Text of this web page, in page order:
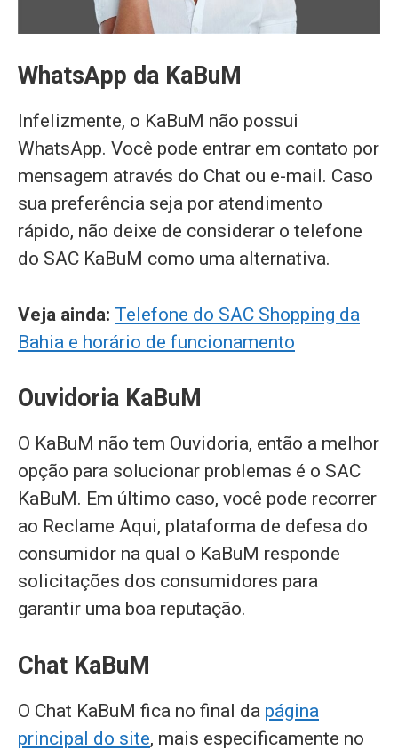
WhatsApp da KaBuM
Infelizmente, o KaBuM não possui
WhatsApp. Você pode entrar em contato por
mensagem através do Chat ou e-mail. Caso
sua preferência seja por atendimento
rápido, não deixe de considerar o telefone
do SAC KaBuM como uma alternativa.
Veja ainda: Telefone do SAC Shopping da
Bahia e horário de funcionamento
Ouvidoria KaBuM
O KaBuM não tem Ouvidoria, então a melhor
opção para solucionar problemas é o SAC
KaBuM. Em último caso, você pode recorrer
ao Reclame Aqui, plataforma de defesa do
consumidor na qual o KaBuM responde
solicitações dos consumidores para
garantir uma boa reputação.
Chat KaBuM
O Chat KaBuM fica no final da página
principal do site, mais especificamente no